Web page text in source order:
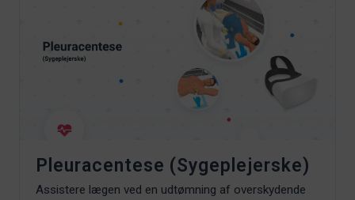
Pleuracentese (Sygeplejerske)
Assistere lægen ved en udtømning af overskydende